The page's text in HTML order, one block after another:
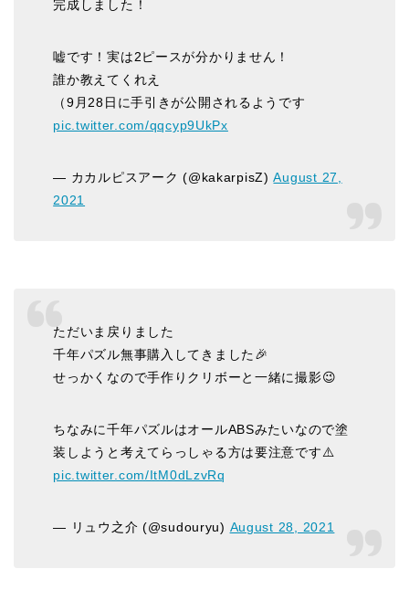
完成しました！
嘘です！実は2ピースが分かりません！
誰か教えてくれえ
（9月28日に手引きが公開されるようです
pic.twitter.com/qqcyp9UkPx
— カカルピスアーク (@kakarpisZ)August 27,
2021
ただいま戻りました
千年パズル無事購入してきました🎉
せっかくなので手作りクリボーと一緒に撮影😉
ちなみに千年パズルはオールABSみたいなので塗
装しようと考えてらっしゃる方は要注意です⚠️
pic.twitter.com/ItM0dLzvRq
— リュウ之介 (@sudouryu) August 28, 2021